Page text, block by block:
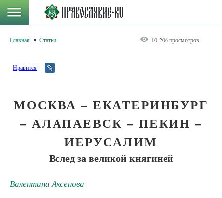
Главная Статьи 10 206 просмотров
Нравится
МОСКВА – ЕКАТЕРИНБУРГ
– АЛАПАЕВСК – ПЕКИН –
ИЕРУСАЛИМ
Вслед за великой княгиней
Валентина Аксенова